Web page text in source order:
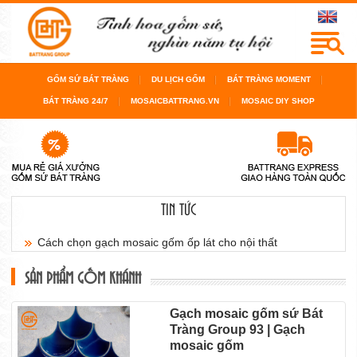
GỐM SỨ BÁT TRÀNG DU LỊCH GỐM BÁT TRÀNG MOMENT
BÁT TRÀNG 24/7 MOSAICBATTRANG.VN MOSAIC DIY SHOP
TIN TỨC
Cách chọn gạch mosaic gốm ốp lát cho nội thất
sàn...
Cách chọn gạch mosaic gốm cho bể bơi, cho
phòng...
SẢN PHẨM GỐM KHÁNH
Gạch mosaic gốm sứ Bát
Tràng Group 93 | Gạch
mosaic gốm